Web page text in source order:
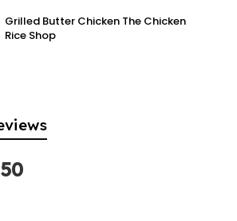
Grilled Butter Chicken The Chicken
Rice Shop